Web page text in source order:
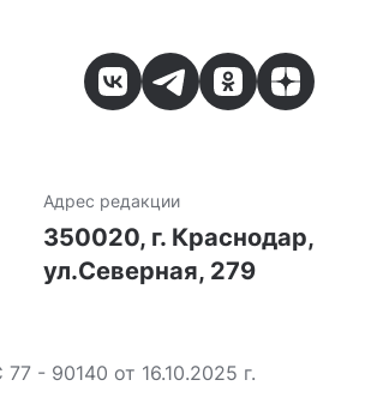
Адрес редакции
350020, г. Краснодар,
ул.Северная, 279
- 90140 от 16.10.2025 г.